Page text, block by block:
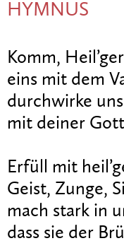
HYMNUS
Komm,
eins mit dem
durchwirke
mit deiner
Erfüll mit
Geist, Zunge,
mach stark in
dass sie der